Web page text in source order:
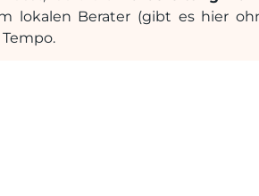
lokalen Berater (gibt es hier